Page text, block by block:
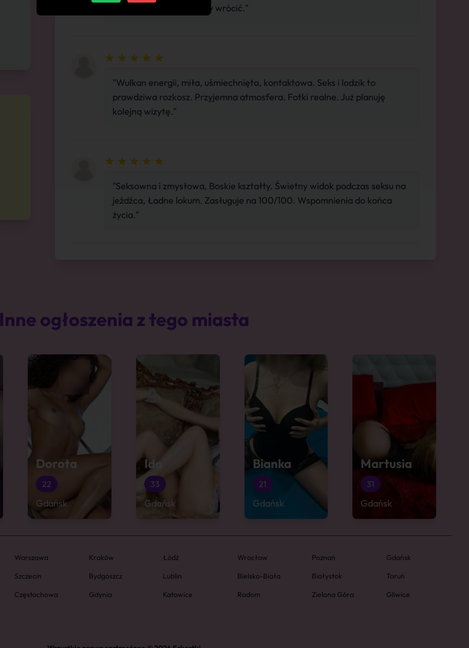
mogę się doczekać, żeby wrócić."
"Wulkan energii, miła, uśmiechnięta, kontaktowa. Seks i lodzik to
prawdziwa rozkosz. Przyjemna atmosfera. Fotki realne. Już planuję
kolejną wizytę."
"Seksowna i zmysłowa, Boskie kształty. Świetny widok podczas seksu na
jeźdźca, Ładne lokum. Zasługuje na 100/100. Wspomnienia do końca
życia."
Inne ogłoszenia z tego miasta
Dorota
22
Gdańsk
Ida
33
Gdańsk
Bianka
21
Gdańsk
Martusia
31
Gdańsk
Warszawa Kraków Łódź Wrocław Poznań
Gdańsk
Szczecin
Bydgoszcz Lublin Bielsko-Biała Białystok
Toruń
Częstochowa
Gdynia Katowice Radom Zielona Góra Gliwice